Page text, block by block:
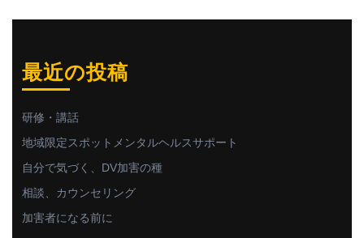
最近の投稿
研修・講話
地域限定スポットメンタルヘルスサポート
自分で気づく、DV加害の種
相談、カウンセリング
加害者になる前に